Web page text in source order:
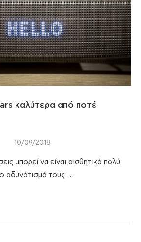
καλύτερα από ποτέ
10/09/2018
μπορεί να είναι αισθητικά πολύ
αδυνάτισμά τους …